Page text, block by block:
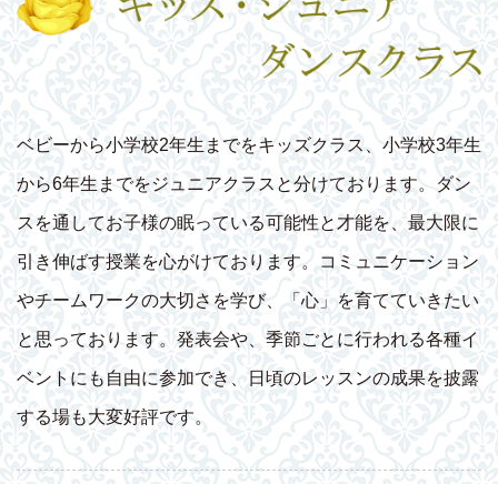
ベビーから小学校2年生までをキッズクラス、小学校3年生
から6年生までをジュニアクラスと分けております。ダン
スを通してお子様の眠っている可能性と才能を、最大限に
引き伸ばす授業を心がけております。コミュニケーション
やチームワークの大切さを学び、「心」を育てていきたい
と思っております。発表会や、季節ごとに行われる各種イ
ベントにも自由に参加でき、日頃のレッスンの成果を披露
する場も大変好評です。